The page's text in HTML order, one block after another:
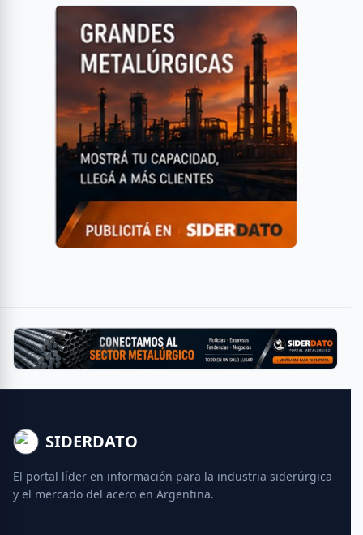
SIDERDATO
El portal líder en información para la industria siderúrgica
y el mercado del acero en Argentina.